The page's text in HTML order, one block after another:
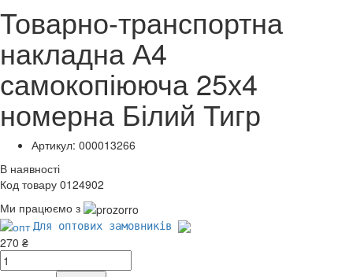
Товарно-транспортна
накладна А4
самокопіююча 25х4
номерна Білий Тигр
Артикул: 000013266
В наявності
Код товару 0124902
Ми працюємо з
Для оптових замовників
270 ₴